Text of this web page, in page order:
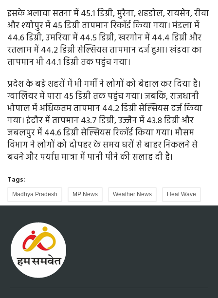
इसके अलावा सतना में 45.1 डिग्री, मुरैना, शहडोल, रायसेन, रीवा
और श्योपुर में 45 डिग्री तापमान रिकॉर्ड किया गया। मंडला में
44.6 डिग्री, उमरिया में 44.5 डिग्री, खरगोन में 44.4 डिग्री और
रतलाम में 44.2 डिग्री सेल्सियस तापमान दर्ज हुआ। खंडवा का
तापमान भी 44.1 डिग्री तक पहुंच गया।
प्रदेश के बड़े शहरों में भी गर्मी ने लोगों को बेहाल कर दिया है।
ग्वालियर में पारा 45 डिग्री तक पहुंच गया। जबकि, राजधानी
भोपाल में अधिकतम तापमान 44.2 डिग्री सेल्सियस दर्ज किया
गया। इंदौर में तापमान 43.7 डिग्री, उज्जैन में 43.8 डिग्री और
जबलपुर में 44.6 डिग्री सेल्सियस रिकॉर्ड किया गया। मौसम
विभाग ने लोगों को दोपहर के समय घरों से बाहर निकलने से
बचने और पर्याप्त मात्रा में पानी पीने की सलाह दी है।
Tags:
Madhya Pradesh MP News Weather News Heat Wave